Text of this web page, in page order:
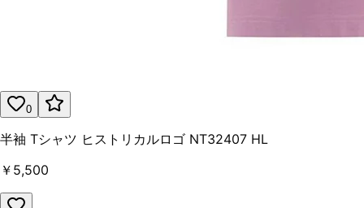
0
半袖 Tシャツ ヒストリカルロゴ NT32407 HL
￥5,500